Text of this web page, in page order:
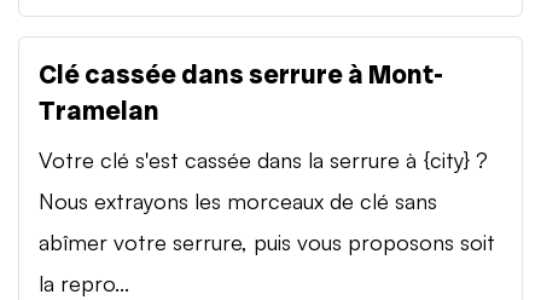
Clé cassée dans serrure à Mont-
Tramelan
Votre clé s'est cassée dans la serrure à {city} ?
Nous extrayons les morceaux de clé sans
abîmer votre serrure, puis vous proposons soit
la repro...